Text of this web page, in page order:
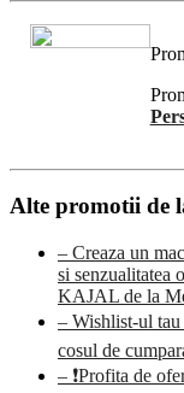
Alte promotii de
– Creaza un
si senzualitatea
KAJAL de la
– Wishlist-ul
cosul de
– ❗️Profita de